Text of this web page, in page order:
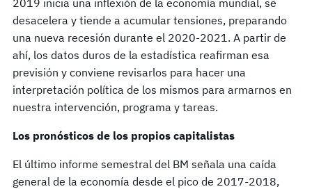
desacelera y tiende a acumular tensiones, preparando
una nueva recesión durante el 2020-2021. A partir de
ahí, los datos duros de la estadística reafirman esa
previsión y conviene revisarlos para hacer una
interpretación política de los mismos para armarnos en
nuestra intervención, programa y tareas.
Los pronósticos de los propios capitalistas
El último informe semestral del BM señala una caída
general de la economía desde el pico de 2017-2018,